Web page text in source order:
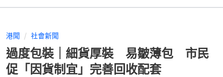
港聞 社會新聞
過度包裝｜細貨厚裝 易皺薄包 市民
促「因貨制宜」完善回收配套